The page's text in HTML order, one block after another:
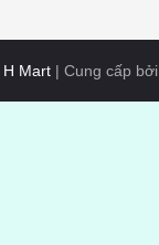
Mart| Cung cấp bởi